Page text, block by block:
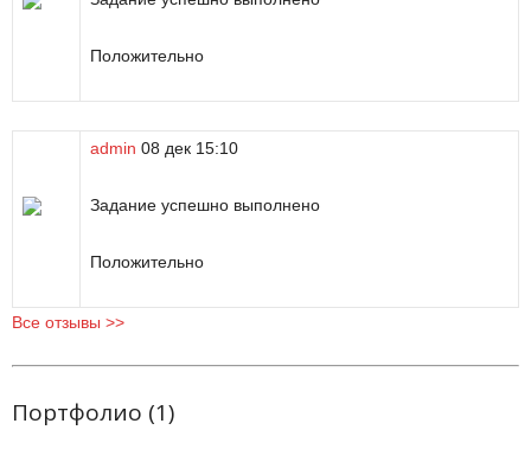
Положительно
admin 08 дек 15:10
Задание успешно выполнено
Положительно
Все отзывы >>
Портфолио (1)